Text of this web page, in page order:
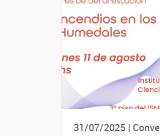
31/07/2025 |